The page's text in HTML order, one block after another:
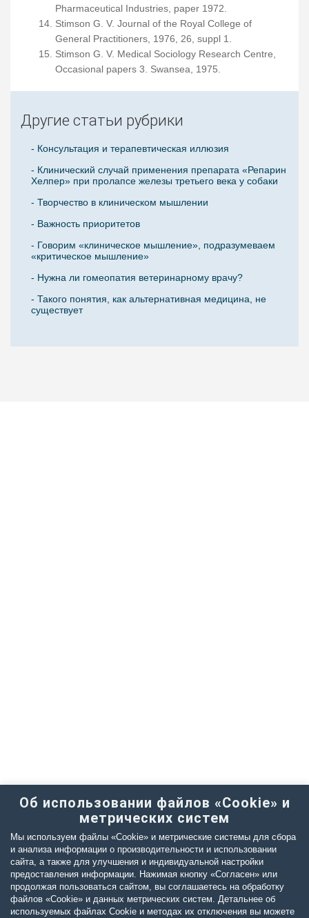
Pharmaceutical Industries, paper 1972.
Stimson G. V. Journal of the Royal College of
General Practitioners, 1976, 26, suppl 1.
Stimson G. V. Medical Sociology Research Centre,
Occasional papers 3. Swansea, 1975.
Другие статьи рубрики
- Консультация и терапевтическая иллюзия
- Клинический случай применения препарата «Репарин
Хелпер» при пролапсе железы третьего века у собаки
- Творчество в клиническом мышлении
- Важность приоритетов
- Говорим «клиническое мышление», подразумеваем
«критическое мышление»
- Нужна ли гомеопатия ветеринарному врачу?
- Такого понятия, как альтернативная медицина, не
существует
Об использовании файлов «Cookie» и
метрических систем
Мы используем файлы «Cookie» и метрические системы для сбора
и анализа информации о производительности и использовании
сайта, а также для улучшения и индивидуальной настройки
предоставления информации. Нажимая кнопку «Согласен» или
продолжая пользоваться сайтом, вы соглашаетесь на обработку
файлов «Cookie» и данных метрических систем. Детальнее об
используемых файлах Cookie и методах их отключения вы можете